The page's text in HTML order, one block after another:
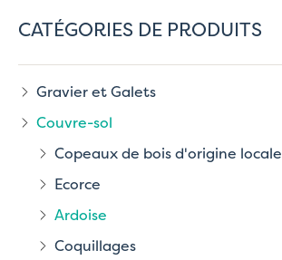
CATÉGORIES DE PRODUITS
Gravier et Galets
Couvre-sol
Copeaux de bois d'origine locale
Ecorce
Ardoise
Coquillages